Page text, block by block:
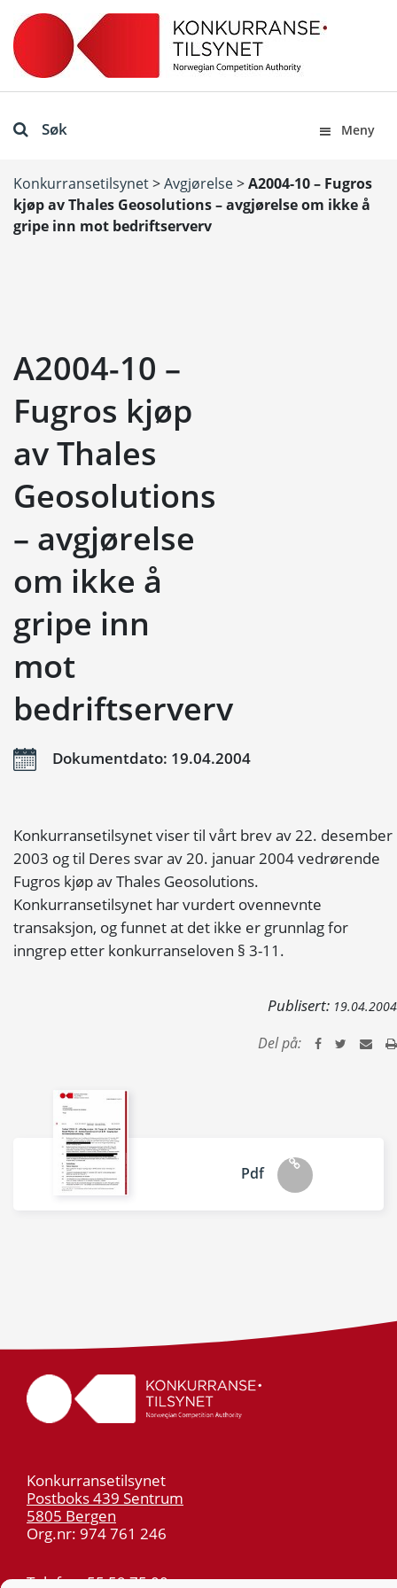
Søk Meny
Konkurransetilsynet>Avgjørelse>A2004-10 – Fugros
kjøp av Thales Geosolutions – avgjørelse om ikke å
gripe inn mot bedriftserverv
A2004-10 –
Fugros kjøp
av Thales
Geosolutions
– avgjørelse
om ikke å
gripe inn
mot
bedriftserverv
Dokumentdato: 19.04.2004
Konkurransetilsynet viser til vårt brev av 22. desember
2003 og til Deres svar av 20. januar 2004 vedrørende
Fugros kjøp av Thales Geosolutions.
Konkurransetilsynet har vurdert ovennevnte
transaksjon, og funnet at det ikke er grunnlag for
inngrep etter konkurranseloven § 3-11.
Publisert: 19.04.2004
Del på:
Pdf
Konkurransetilsynet
Postboks 439 Sentrum
5805 Bergen
Org.nr: 974 761 246
Telefon:55 59 75 00